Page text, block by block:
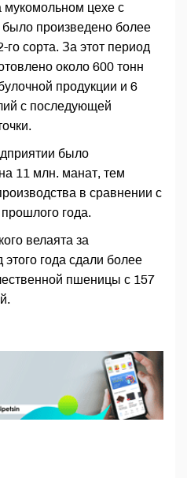
мукомольном цехе с
произведено более
го сорта. За этот период
около 600 тонн
продукции и 6
с последующей
было
11 млн. манат, тем
в сравнении с
года.
велаята за
года сдали более
пшеницы с 157